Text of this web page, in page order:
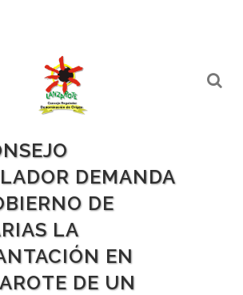
DEMANDA
DE
LA
EN
DE UN